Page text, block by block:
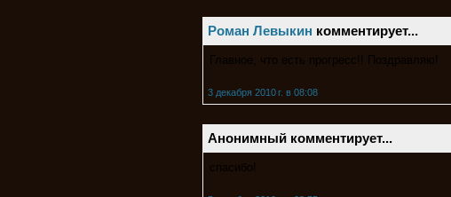
Роман Левыкин комментирует...
Главное, что есть прогресс!! Поздравляю!
3 декабря 2010 г. в 08:08
Анонимный комментирует...
спасибо!